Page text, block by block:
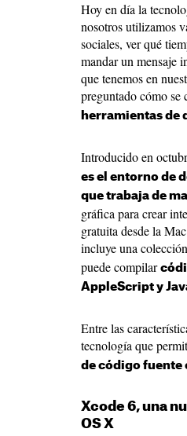
Hoy en día la
nosotros utilizamos
sociales, ver qué
mandar un mensaje
que tenemos en
preguntado cómo se
herramientas de
Introducido en
es el entorno de
que trabaja de
gráfica para crear
gratuita desde la
incluye una
puede compilar
AppleScript y
Entre las
tecnología que
de código fuente
Xcode 6, una
OS X